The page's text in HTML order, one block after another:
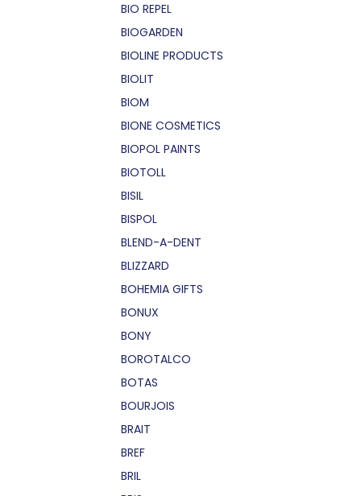
BIO REPEL
BIOGARDEN
BIOLINE PRODUCTS
BIOLIT
BIOM
BIONE COSMETICS
BIOPOL PAINTS
BIOTOLL
BISIL
BISPOL
BLEND-A-DENT
BLIZZARD
BOHEMIA GIFTS
BONUX
BONY
BOROTALCO
BOTAS
BOURJOIS
BRAIT
BREF
BRIL